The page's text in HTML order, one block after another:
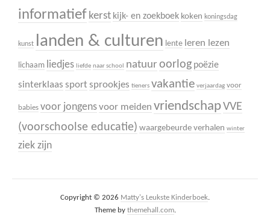
informatief kerst kijk- en zoekboek koken koningsdag
kunst landen & culturen lente leren lezen
lichaam liedjes liefde naar school natuur oorlog poëzie
sinterklaas sport sprookjes tieners vakantie verjaardag voor
babies voor jongensvoor meiden vriendschapVVE
(voorschoolse educatie) waargebeurde verhalen winter
ziek zijn
Copyright © 2026 Matty's Leukste Kinderboek.
Theme by themehall.com.